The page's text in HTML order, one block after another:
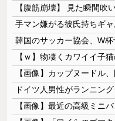
【腹筋崩壊】 見た瞬間吹
【ｗ】物凄くカワイイ子
【画像】カップヌードル
【画像】最近の高級ミニ